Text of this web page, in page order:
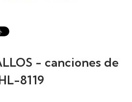
- canciones de
8119